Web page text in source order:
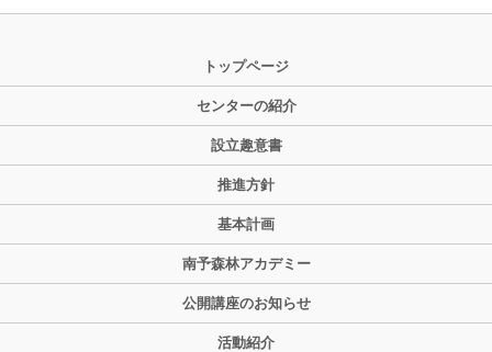
トップページ
センターの紹介
設立趣意書
推進方針
基本計画
南予森林アカデミー
公開講座のお知らせ
活動紹介